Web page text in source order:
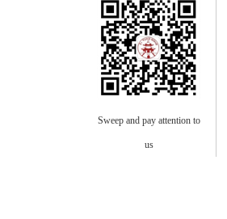
Sweep and pay attention to
us